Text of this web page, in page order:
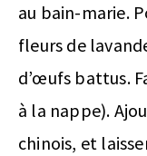
au bain-marie.
fleurs de
d’œufs battus.
à la nappe).
chinois, et